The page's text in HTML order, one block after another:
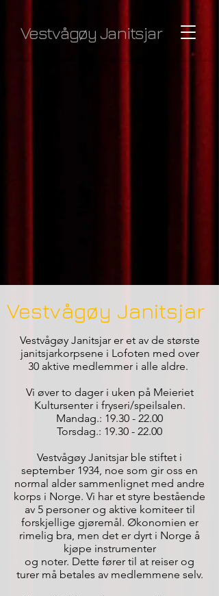
Vestvågøy Janitsjar
Vestvågøy Janitsjar
Vestvågøy Janitsjar er et av de største
janitsjarkorpsene i Lofoten med over
30 aktive medlemmer i alle aldre.
Vi øver to dager i uken på Meieriet
Kultursenter i fryseri/speilsalen.
Mandag.: 19.30 - 22.00
Torsdag.: 19.30 - 22.00
Vestvågøy Janitsjar ble stiftet i
september 1934, noe som gir oss en
normal alder sammenlignet med andre
korps i Norge. Vi har et styre bestående
av 5 personer og aktive komiteer til
forskjellige gjøremål. Økonomien er
rimelig bra, men det er dyrt i Norge å
kjøpe instrumenter
og noter. Dette fører til at reiser og
turer må betales av medlemmene selv.